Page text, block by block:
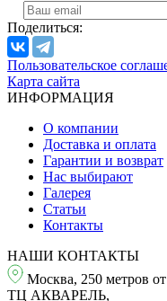
Поделиться:
Пользовательское
Карта сайта
ИНФОРМАЦИЯ
О компании
Доставка и оплата
Гарантии и возврат
Нас выбирают
Галерея
Статьи
Контакты
НАШИ КОНТАКТЫ
Москва, 250 метров
ТЦ АКВАРЕЛЬ,